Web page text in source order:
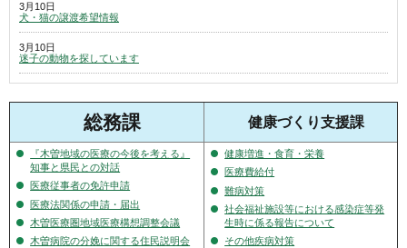
3月10日
犬・猫の譲渡希望情報
3月10日
迷子の動物を探しています
総務課 健康づくり支援課
『木曽地域の医療の今後を考える』
知事と県民との対話
医療従事者の免許申請
医療法関係の申請・届出
木曽医療圏地域医療構想調整会議
木曽病院の分娩に関する住民説明会
健康増進・食育・栄養
医療費給付
難病対策
社会福祉施設等における感染症等発
生時に係る報告について
その他疾病対策